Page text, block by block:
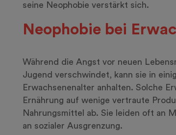
seine Neophobie verstärkt sich.
Neophobie bei
Während die Angst vor neuen
Jugend verschwindet, kann sie in
Erwachsenenalter anhalten. Solche
Ernährung auf wenige vertraute
Nahrungsmittel ab. Sie leiden oft an
an sozialer Ausgrenzung.